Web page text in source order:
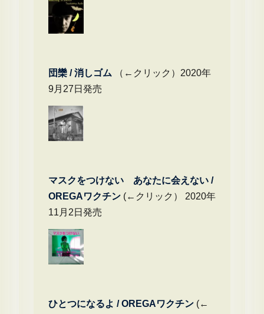
団欒 / 消しゴム （←クリック）2020年
9月27日発売
マスクをつけない あなたに会えない /
OREGAワクチン(←クリック） 2020年
11月2日発売
ひとつになるよ / OREGAワクチン(←